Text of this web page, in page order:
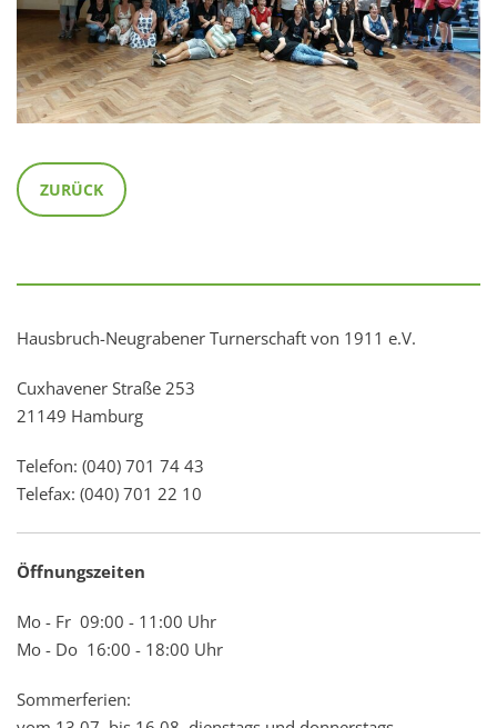
ZURÜCK
Hausbruch-Neugrabener Turnerschaft von 1911 e.V.
Cuxhavener Straße 253
21149 Hamburg
Telefon: (040) 701 74 43
Telefax: (040) 701 22 10
Öffnungszeiten
Mo - Fr 09:00 - 11:00 Uhr
Mo - Do 16:00 - 18:00 Uhr
Sommerferien: